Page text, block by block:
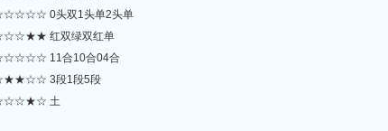
0头双1头单2头单
红双绿双红单
11合10合04合
3段1段5段
土